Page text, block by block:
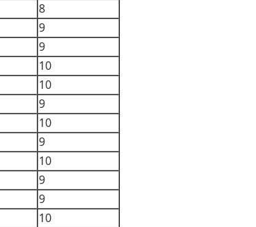
8
9
9
10
10
9
10
9
10
9
9
10